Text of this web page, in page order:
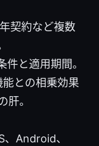
契約など複数
と適用期間。
との相乗効果
肝。
Android、